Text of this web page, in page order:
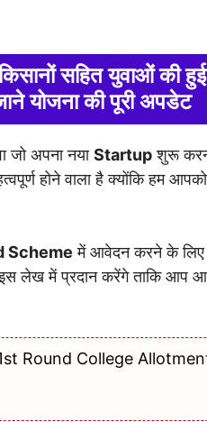
सहित युवाओं की हुई
योजना की पूरी अपडेट
जो अपना नयाStartupशुरू
होने वाला है क्योंकि हम
Scheme में आवेदन करने के
इस लेख में प्रदान करेंगे ताकि आप
Round College